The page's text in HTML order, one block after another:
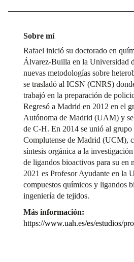
Sobre mí
Rafael inició su doctorado en
Álvarez-Builla en la Universidad
nuevas metodologías sobre
se trasladó al ICSN (CNRS)
trabajó en la preparación de
Regresó a Madrid en 2012 en el
Autónoma de Madrid (UAM) y se
de C-H. En 2014 se unió al
Complutense de Madrid (UCM),
síntesis orgánica a la
de ligandos bioactivos para su en
2021 es Profesor Ayudante en la
compuestos químicos y ligandos
ingeniería de tejidos.
Más información:
https://www.uah.es/es/estudios/